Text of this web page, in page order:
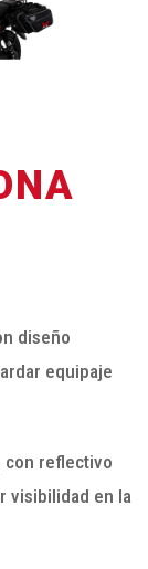
diseño
equipaje
con reflectivo
visibilidad en la